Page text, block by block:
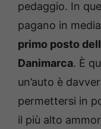
pedaggio. In
pagano in
primo posto
Danimarca. È
un’auto è
permettersi in
il più alto